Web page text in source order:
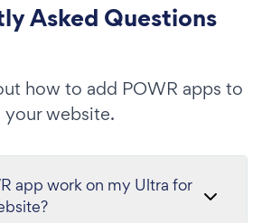
Asked Questions
how to add POWR apps to
your website.
app work on my Ultra for